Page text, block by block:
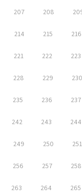
207 208
214 215 216
221 222 223
228 229 230
235 236 237
242 243 244
249 250 251
256 257 258
263 264 265